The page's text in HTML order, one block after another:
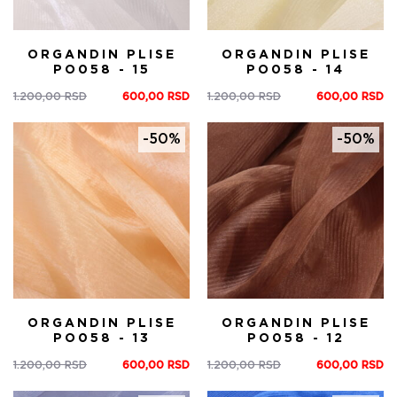
ORGANDIN PLISE
PO058 - 15
1.200,00RSD
Оригинална
цена
је
била:
1.200,00 RSD.
600,00 RSD
Тренутна
цена
је:
600,00 RSD.
ORGANDIN PLISE
PO058 - 14
1.200,00RSD
Оригинална
цена
је
1.200,00 RSD.
600,00 RSD
Тренутна
цена
је:
600,00 RSD.
-50%
ORGANDIN PLISE
PO058 - 13
1.200,00RSD
Оригинална
цена
600,00 RSD
Тренутна
цена
-50%
ORGANDIN PLISE
PO058 - 12
1.200,00RSD
Оригинална
цена
600,00 RSD
Тренутна
цена